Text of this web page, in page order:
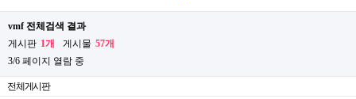
vmf 전체검색 결과
게시판 1개 게시물 57개
3/6 페이지 열람 중
전체게시판